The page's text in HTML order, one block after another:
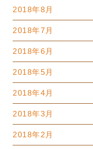
2018年8月
2018年7月
2018年6月
2018年5月
2018年4月
2018年3月
2018年2月